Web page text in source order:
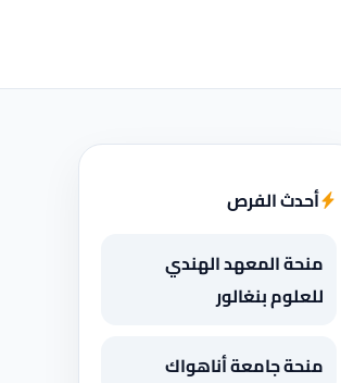
أحدث الفرص
منحة المعهد الهندي
للعلوم بنغالور
منحة جامعة أناهواك